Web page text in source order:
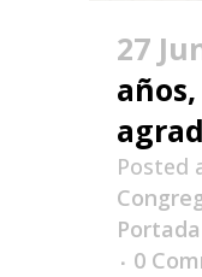
27
Posted
Portada
0